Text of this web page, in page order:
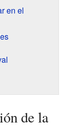
en el
de la